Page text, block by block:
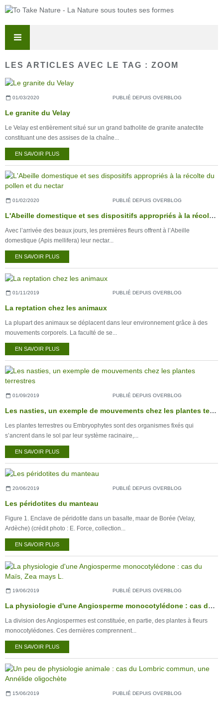
LES ARTICLES AVEC LE TAG : ZOOM
01/03/2020 PUBLIÉ DEPUIS OVERBLOG
Le granite du Velay
Le Velay est entièrement situé sur un grand batholite de granite anatectite
constituant une des assises de la chaîne...
EN SAVOIR PLUS
01/02/2020 PUBLIÉ DEPUIS OVERBLOG
L'Abeille domestique et ses dispositifs appropriés à la récolte du pollen et du nectar
Avec l’arrivée des beaux jours, les premières fleurs offrent à l’Abeille
domestique (Apis mellifera) leur nectar...
EN SAVOIR PLUS
01/11/2019 PUBLIÉ DEPUIS OVERBLOG
La reptation chez les animaux
La plupart des animaux se déplacent dans leur environnement grâce à des
mouvements corporels. La faculté de se...
EN SAVOIR PLUS
01/09/2019 PUBLIÉ DEPUIS OVERBLOG
Les nasties, un exemple de mouvements chez les plantes terrestres
Les plantes terrestres ou Embryophytes sont des organismes fixés qui
s’ancrent dans le sol par leur système racinaire,...
EN SAVOIR PLUS
20/06/2019 PUBLIÉ DEPUIS OVERBLOG
Les péridotites du manteau
Figure 1. Enclave de péridotite dans un basalte, maar de Borée (Velay,
Ardèche) (crédit photo : E. Force, collection...
EN SAVOIR PLUS
19/06/2019 PUBLIÉ DEPUIS OVERBLOG
La physiologie d'une Angiosperme monocotylédone : cas du Maïs, Zea mays L.
La division des Angiospermes est constituée, en partie, des plantes à fleurs
monocotylédones. Ces dernières comprennent...
EN SAVOIR PLUS
15/06/2019 PUBLIÉ DEPUIS OVERBLOG